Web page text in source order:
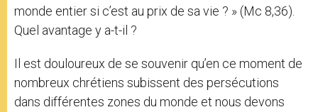
monde entier si c’est au prix de sa vie ? » (Mc 8,36).
Quel avantage y a-t-il ?
Il est douloureux de se souvenir qu’en ce moment de
nombreux chrétiens subissent des persécutions
dans différentes zones du monde et nous devons